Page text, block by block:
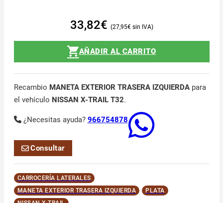
33,82€ 27,95€
AÑADIR AL CARRITO
Recambio MANETA EXTERIOR TRASERA IZQUIERDApara
el vehículo NISSAN X-TRAIL T32.
¿Necesitas ayuda? 966754878
Consultar
CARROCERÍA LATERALES
MANETA EXTERIOR TRASERA IZQUIERDA
PLATA